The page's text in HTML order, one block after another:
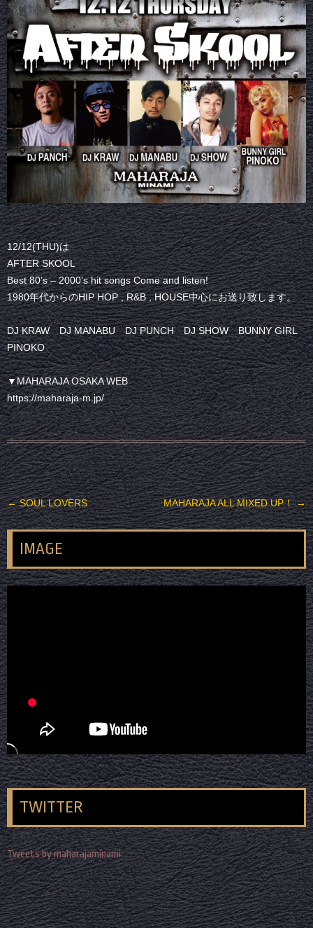
12/12(THU)は
AFTER SKOOL
Best 80’s – 2000’s hit songs Come and listen!
1980年代からのHIP HOP , R&B , HOUSE中心にお送り致します。
DJ KRAW DJ MANABU DJ PUNCH DJ SHOW BUNNY GIRL
PINOKO
▼MAHARAJA OSAKA WEB
https://maharaja-m.jp/
投稿ナビゲーション
←SOUL LOVERS MAHARAJA ALL MIXED UP！→
IMAGE
TWITTER
Tweets by maharajaminami